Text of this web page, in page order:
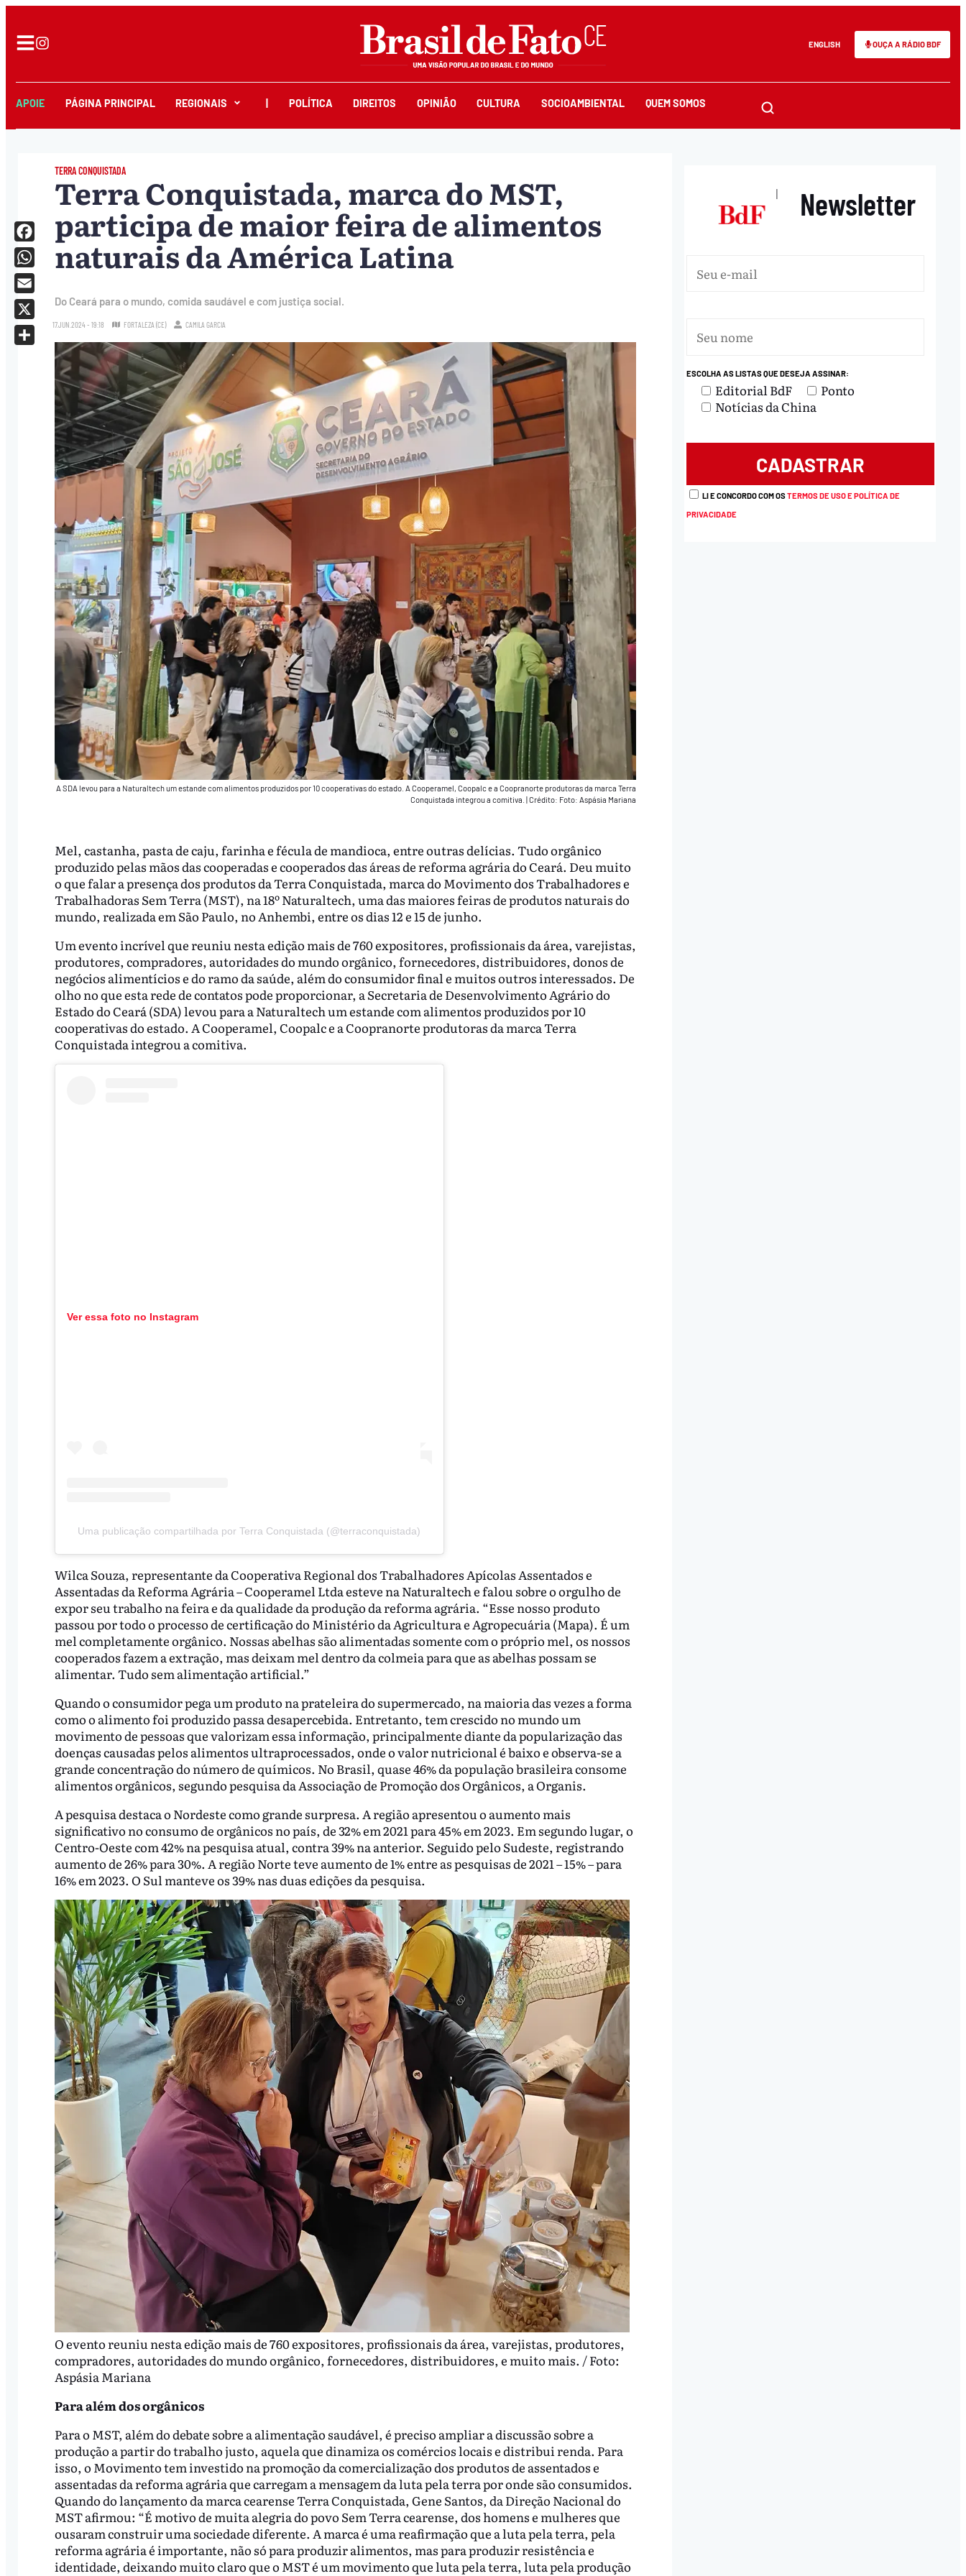
ENGLISH OUÇA A RÁDIO BDF
APOIE PÁGINA PRINCIPAL REGIONAIS POLÍTICA DIREITOS OPINIÃO CULTURA SOCIOAMBIENTAL QUEM SOMOS
TERRA CONQUISTADA
Terra Conquistada, marca do MST,
participa de maior feira de alimentos
naturais da América Latina
Do Ceará para o mundo, comida saudável e com justiça social.
17.JUN.2024 - 19:18 FORTALEZA (CE) CAMILA GARCIA
A SDA levou para a Naturaltech um estande com alimentos produzidos por 10 cooperativas do estado. A Cooperamel, Coopalc e a Coopranorte produtoras da marca Terra
Conquistada integrou a comitiva. |Crédito: Foto: Aspásia Mariana
Mel, castanha, pasta de caju, farinha e fécula de mandioca, entre outras delícias. Tudo orgânico
produzido pelas mãos das cooperadas e cooperados das áreas de reforma agrária do Ceará. Deu muito
o que falar a presença dos produtos da Terra Conquistada, marca do Movimento dos Trabalhadores e
Trabalhadoras Sem Terra (MST), na 18º Naturaltech, uma das maiores feiras de produtos naturais do
mundo, realizada em São Paulo, no Anhembi, entre os dias 12 e 15 de junho.
Um evento incrível que reuniu nesta edição mais de 760 expositores, profissionais da área, varejistas,
produtores, compradores, autoridades do mundo orgânico, fornecedores, distribuidores, donos de
negócios alimentícios e do ramo da saúde, além do consumidor final e muitos outros interessados. De
olho no que esta rede de contatos pode proporcionar, a Secretaria de Desenvolvimento Agrário do
Estado do Ceará (SDA) levou para a Naturaltech um estande com alimentos produzidos por 10
cooperativas do estado. A Cooperamel, Coopalc e a Coopranorte produtoras da marca Terra
Conquistada integrou a comitiva.
Ver essa foto no Instagram
Uma publicação compartilhada por Terra Conquistada (@terraconquistada)
Wilca Souza, representante da Cooperativa Regional dos Trabalhadores Apícolas Assentados e
Assentadas da Reforma Agrária – Cooperamel Ltda esteve na Naturaltech e falou sobre o orgulho de
expor seu trabalho na feira e da qualidade da produção da reforma agrária. “Esse nosso produto
passou por todo o processo de certificação do Ministério da Agricultura e Agropecuária (Mapa). É um
mel completamente orgânico. Nossas abelhas são alimentadas somente com o próprio mel, os nossos
cooperados fazem a extração, mas deixam mel dentro da colmeia para que as abelhas possam se
alimentar. Tudo sem alimentação artificial.”
Quando o consumidor pega um produto na prateleira do supermercado, na maioria das vezes a forma
como o alimento foi produzido passa desapercebida. Entretanto, tem crescido no mundo um
movimento de pessoas que valorizam essa informação, principalmente diante da popularização das
doenças causadas pelos alimentos ultraprocessados, onde o valor nutricional é baixo e observa-se a
grande concentração do número de químicos. No Brasil, quase 46% da população brasileira consome
alimentos orgânicos, segundo pesquisa da Associação de Promoção dos Orgânicos, a Organis.
A pesquisa destaca o Nordeste como grande surpresa. A região apresentou o aumento mais
significativo no consumo de orgânicos no país, de 32% em 2021 para 45% em 2023. Em segundo lugar, o
Centro-Oeste com 42% na pesquisa atual, contra 39% na anterior. Seguido pelo Sudeste, registrando
aumento de 26% para 30%. A região Norte teve aumento de 1% entre as pesquisas de 2021 – 15% – para
16% em 2023. O Sul manteve os 39% nas duas edições da pesquisa.
O evento reuniu nesta edição mais de 760 expositores, profissionais da área, varejistas, produtores,
compradores, autoridades do mundo orgânico, fornecedores, distribuidores, e muito mais. / Foto:
Aspásia Mariana
Para além dos orgânicos
Para o MST, além do debate sobre a alimentação saudável, é preciso ampliar a discussão sobre a
produção a partir do trabalho justo, aquela que dinamiza os comércios locais e distribui renda. Para
isso, o Movimento tem investido na promoção da comercialização dos produtos de assentados e
assentadas da reforma agrária que carregam a mensagem da luta pela terra por onde são consumidos.
Quando do lançamento da marca cearense Terra Conquistada, Gene Santos, da Direção Nacional do
MST afirmou: “É motivo de muita alegria do povo Sem Terra cearense, dos homens e mulheres que
ousaram construir uma sociedade diferente. A marca é uma reafirmação que a luta pela terra, pela
reforma agrária é importante, não só para produzir alimentos, mas para produzir resistência e
identidade, deixando muito claro que o MST é um movimento que luta pela terra, luta pela produção
Facebook
WhatsApp
Email
X
| Newsletter
ESCOLHA AS LISTAS QUE DESEJA ASSINAR:
Editorial BdF
Ponto
Notícias da China
LI E CONCORDO COM OSTERMOS DE USO E POLÍTICA DE
PRIVACIDADE